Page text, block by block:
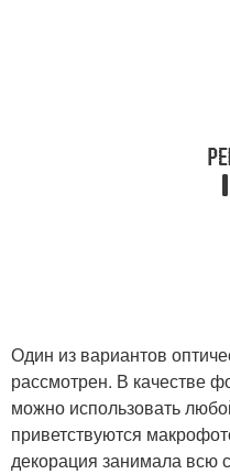
Один из вариантов
рассмотрен. В качестве
можно использовать
приветствуются
декорация занимала всю